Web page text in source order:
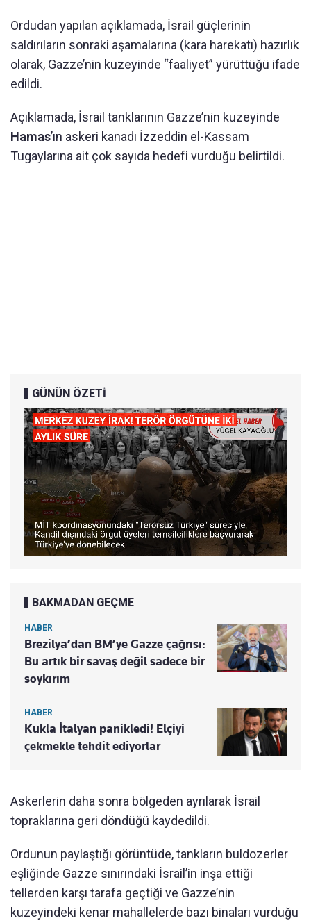
Ordudan yapılan açıklamada, İsrail güçlerinin
saldırıların sonraki aşamalarına (kara harekatı) hazırlık
olarak, Gazze’nin kuzeyinde “faaliyet” yürüttüğü ifade
edildi.
Açıklamada, İsrail tanklarının Gazze’nin kuzeyinde
Hamas’ın askeri kanadı İzzeddin el-Kassam
Tugaylarına ait çok sayıda hedefi vurduğu belirtildi.
GÜNÜN ÖZETİ
BAKMADAN GEÇME
HABER
Brezilya’dan BM’ye Gazze çağrısı:
Bu artık bir savaş değil sadece bir
soykırım
HABER
Kukla İtalyan panikledi! Elçiyi
çekmekle tehdit ediyorlar
Askerlerin daha sonra bölgeden ayrılarak İsrail
topraklarına geri döndüğü kaydedildi.
Ordunun paylaştığı görüntüde, tankların buldozerler
eşliğinde Gazze sınırındaki İsrail’in inşa ettiği
tellerden karşı tarafa geçtiği ve Gazze’nin
kuzeyindeki kenar mahallelerde bazı binaları vurduğu